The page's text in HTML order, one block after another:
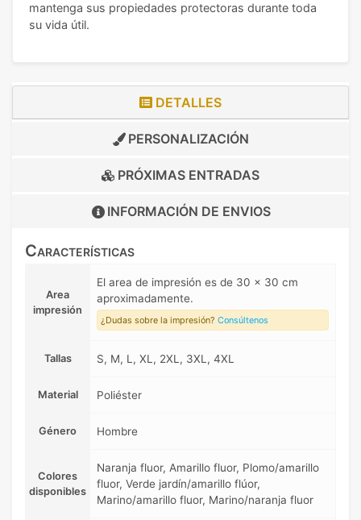
mantenga sus propiedades protectoras durante toda
su vida útil.
DETALLES
PERSONALIZACIÓN
PRÓXIMAS ENTRADAS
INFORMACIÓN DE ENVIOS
Características
Area
impresión
El area de impresión es de 30 x 30 cm
aproximadamente.
¿Dudas sobre la impresión? Consúltenos
Tallas S, M, L, XL, 2XL, 3XL, 4XL
Material Poliéster
Género Hombre
Colores
disponibles
Naranja fluor, Amarillo fluor, Plomo/amarillo
fluor, Verde jardín/amarillo flúor,
Marino/amarillo fluor, Marino/naranja fluor